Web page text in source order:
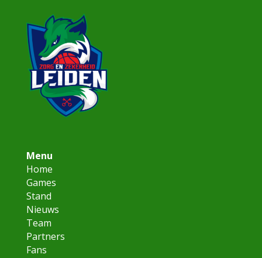
Menu
Home
Games
Stand
Nieuws
Team
Partners
Fans